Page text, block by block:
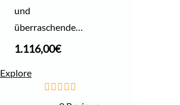
und
überraschende…
1.116,00€
Explore